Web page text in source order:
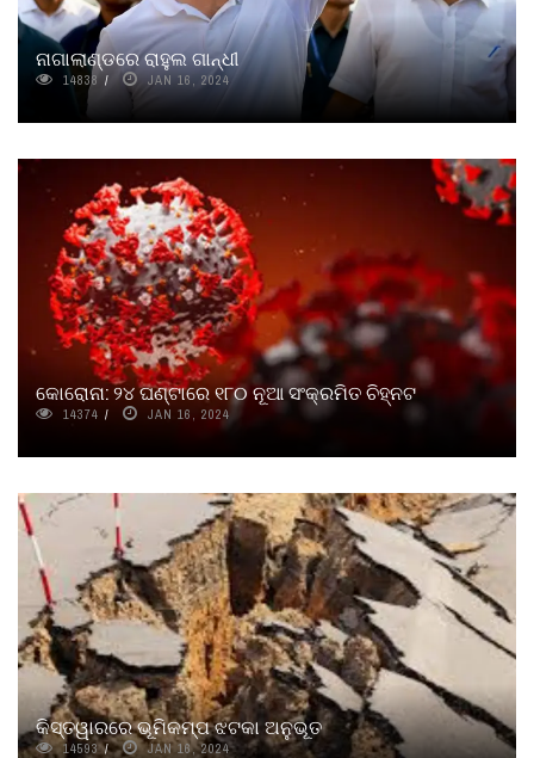
ନାଗାଲାଣ୍ଡରେ ରାହୁଲ ଗାନ୍ଧୀ
14838 JAN 16, 2024
କୋରୋନା: ୨୪ ଘଣ୍ଟାରେ ୧୮୦ ନୂଆ ସଂକ୍ରମିତ ଚିହ୍ନଟ
14374 JAN 16, 2024
କିସ୍ତୱାରରେ ଭୂମିକମ୍ପ ଝଟକା ଅନୁଭୂତ
14593 JAN 16, 2024